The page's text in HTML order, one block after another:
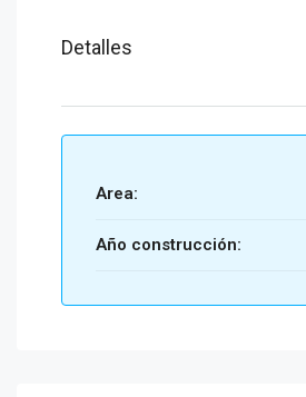
Detalles
Area:
Año construcción: